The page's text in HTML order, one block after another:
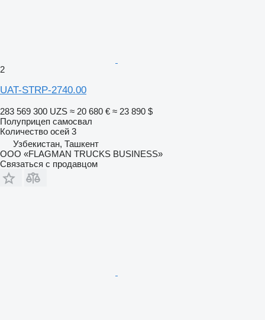
2
UAT-STRP-2740.00
283 569 300 UZS ≈ 20 680 € ≈ 23 890 $
Полуприцеп самосвал
Количество осей 3
Узбекистан, Ташкент
ООО «FLAGMAN TRUCKS BUSINESS»
Связаться с продавцом